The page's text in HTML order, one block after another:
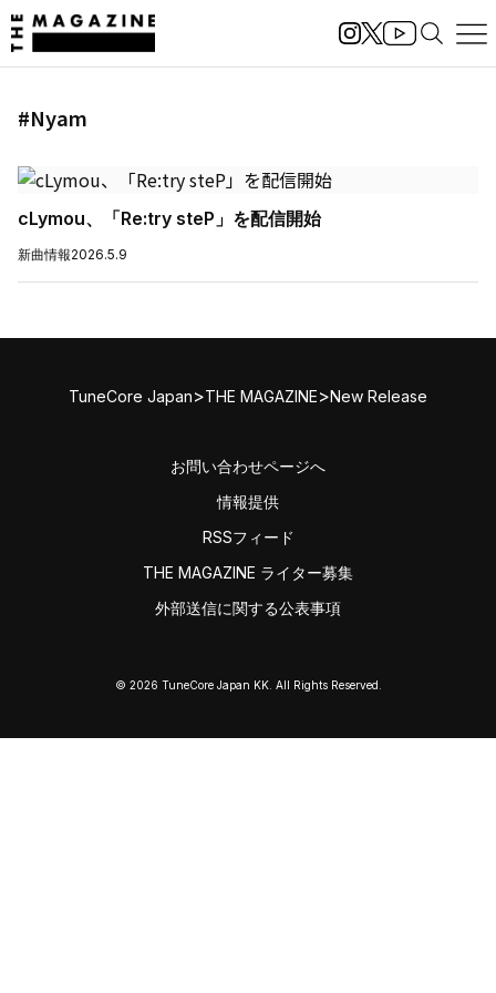
#Nyam
cLymou、「Re:try steP」を配信開始
新曲情報2026.5.9
TuneCore Japan>THE MAGAZINE>New Release
お問い合わせページへ
情報提供
RSSフィード
THE MAGAZINE ライター募集
外部送信に関する公表事項
© 2026 TuneCore Japan KK. All Rights Reserved.